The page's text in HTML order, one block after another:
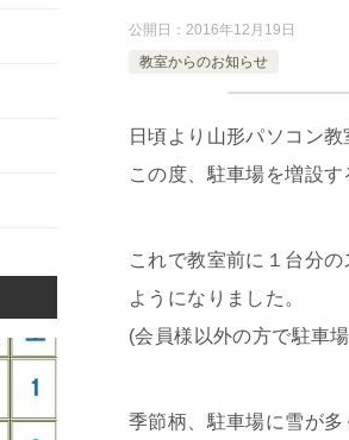
公開日： 2016年12月19日
教室からのお知らせ
日頃より山形パソコン
この度、駐車場を増設す
これで教室前に１台分
ようになりました。
(会員様以外の方で駐車
季節柄、駐車場に雪が